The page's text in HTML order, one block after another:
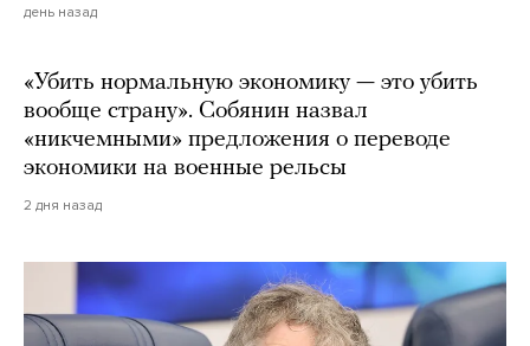
день назад
«Убить нормальную экономику — это убить
вообще страну». Собянин назвал
«никчемными» предложения о переводе
экономики на военные рельсы
2 дня назад